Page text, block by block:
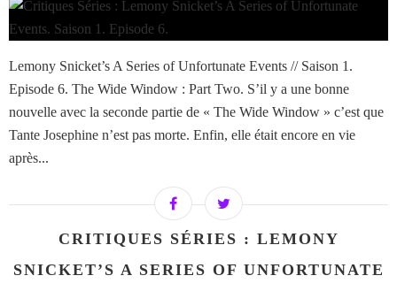
Lemony Snicket’s A Series of Unfortunate Events // Saison 1.
Episode 6. The Wide Window : Part Two. S’il y a une bonne
nouvelle avec la seconde partie de « The Wide Window » c’est que
Tante Josephine n’est pas morte. Enfin, elle était encore en vie
après...
CRITIQUES SÉRIES : LEMONY
SNICKET’S A SERIES OF UNFORTUNATE